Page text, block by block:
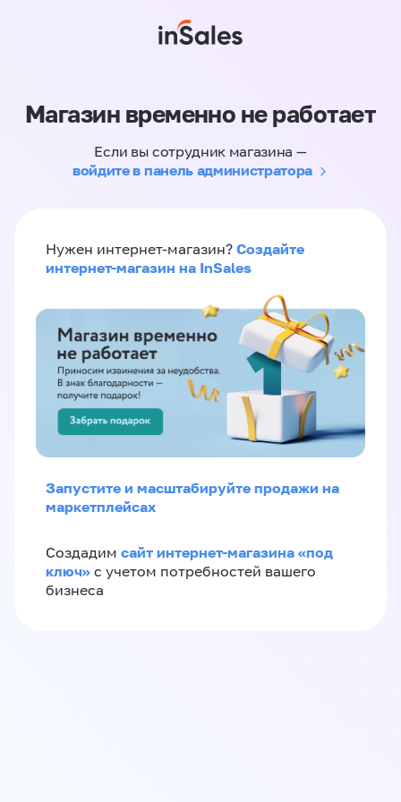
Магазин временно не работает
Если вы сотрудник магазина —
войдите в панель администратора
Нужен интернет-магазин? Создайте
интернет-магазин на InSales
Запустите и масштабируйте продажи на
маркетплейсах
Создадим сайт интернет-магазина «под
ключ» с учетом потребностей вашего
бизнеса